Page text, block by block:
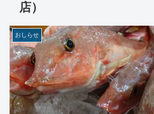
店）
おしらせ